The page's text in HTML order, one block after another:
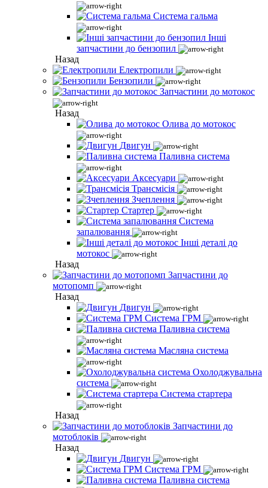
Система гальма
Інші
запчастини до бензопил
Назад
Електропили
Бензопили
Запчастини до мотокос
Назад
Олива до мотокос
Двигун
Паливна система
Аксесуари
Трансмісія
Зчеплення
Стартер
Система
запалювання
Інші деталі до
мотокос
Назад
Запчастини до
мотопомп
Назад
Двигун
Система ГРМ
Паливна система
Масляна система
Охолоджувальна
система
Система стартера
Назад
Запчастини до
мотоблоків
Назад
Двигун
Система ГРМ
Паливна система